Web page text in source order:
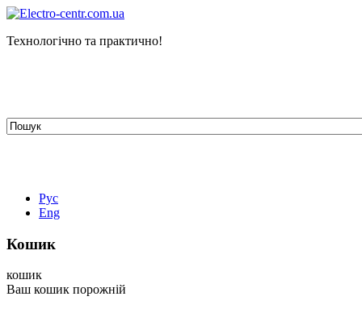
Технологічно та практично!
Рус
Eng
Кошик
кошик
Ваш кошик порожній